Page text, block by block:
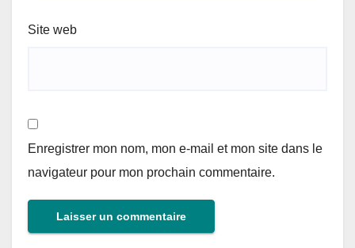
Site web
Enregistrer mon nom, mon e-mail et mon site dans le
navigateur pour mon prochain commentaire.